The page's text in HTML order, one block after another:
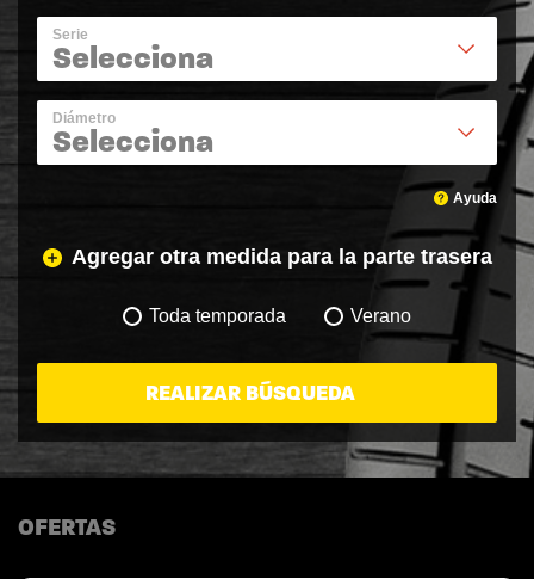
Serie
Selecciona
Diámetro
Selecciona
Ayuda
Agregar otra medida para la parte trasera
Toda temporada Verano
REALIZAR BÚSQUEDA
OFERTAS